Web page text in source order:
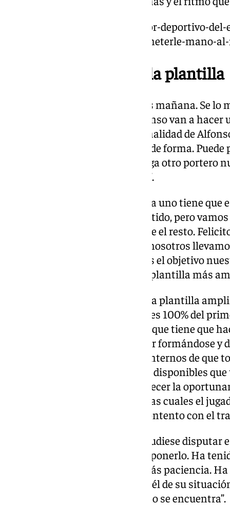
https://www.101tv.es/el-director-deportivo-
la-copa-por-que-no-podemos-meterle-mano-
Nombres propios de la plantilla
Carlos López. “Carlos y diez más mañana. Se
bien en la sombra. Carlos y Alfonso van a
tiempo en Málaga . La profesionalidad de
Alfonso está en un gran estado de forma.
quedarme con Carlos a que venga otro portero
Estamos muy contentos con él”.
Murillo. “Cuento con todos. Cada uno tiene
la semana y está mi plan de partido, pero
trabajando muy bien al igual que el resto.
jugar este partido y todo lo que nosotros
que ir a conseguir lo máximo. Es el objetivo
máximo posible. Tenemos una plantilla más
Chupete. “Este año tenemos una plantilla
Tenemos tres jugadores juveniles 100% del
Chupete. Sabe lo que quiero y lo que tiene que
posibilidad importante de seguir formándose y
haya ninguna excusa en foros internos de que
convocados todos los jugadores disponibles
cualquier momento puede aparecer la
sino estar. Hay situaciones en las cuales el
situaciones del equipo. Estoy contento con el
Ramón. “Tenía planteado que pudiese disputar
venía bien y nos podía dar para ponerlo. Ha
otra pierna. Nos marca tener más paciencia.
estar. Tiene que hablar un poco él de su
salga a hablar y que cuente cómo se encuentra”.